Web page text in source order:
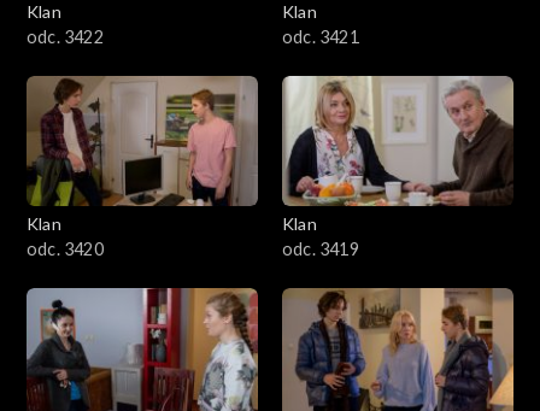
Klan
odc. 3422
Klan
odc. 3421
Klan
odc. 3420
Klan
odc. 3419